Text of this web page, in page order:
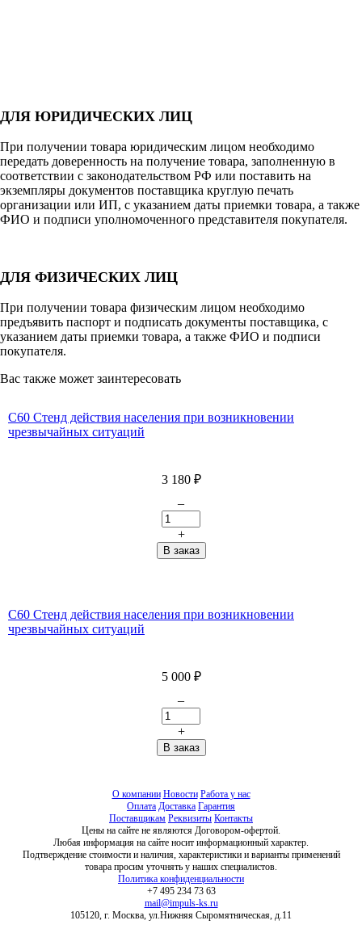
ДЛЯ ЮРИДИЧЕСКИХ ЛИЦ
При получении товара юридическим лицом необходимо
передать доверенность на получение товара, заполненную в
соответствии с законодательством РФ или поставить на
экземпляры документов поставщика круглую печать
организации или ИП, с указанием даты приемки товара, а также
ФИО и подписи уполномоченного представителя покупателя.
ДЛЯ ФИЗИЧЕСКИХ ЛИЦ
При получении товара физическим лицом необходимо
предъявить паспорт и подписать документы поставщика, с
указанием даты приемки товара, а также ФИО и подписи
покупателя.
Вас также может заинтересовать
С60 Стенд действия населения при возникновении
чрезвычайных ситуаций
3 180 ₽
–
+
С60 Стенд действия населения при возникновении
чрезвычайных ситуаций
5 000 ₽
–
+
О компании Новости Работа у нас
Оплата Доставка Гарантия
Поставщикам Реквизиты Контакты
Цены на сайте не являются Договором-офертой.
Любая информация на сайте носит информационный характер.
Подтверждение стоимости и наличия, характеристики и варианты применений
товара просим уточнять у наших специалистов.
Политика конфиденциальности
+7 495 234 73 63
mail@impuls-ks.ru
105120, г. Москва, ул.Нижняя Сыромятническая, д.11